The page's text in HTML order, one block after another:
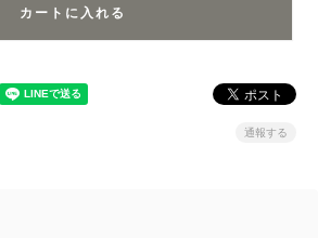
カートに入れる
通報する